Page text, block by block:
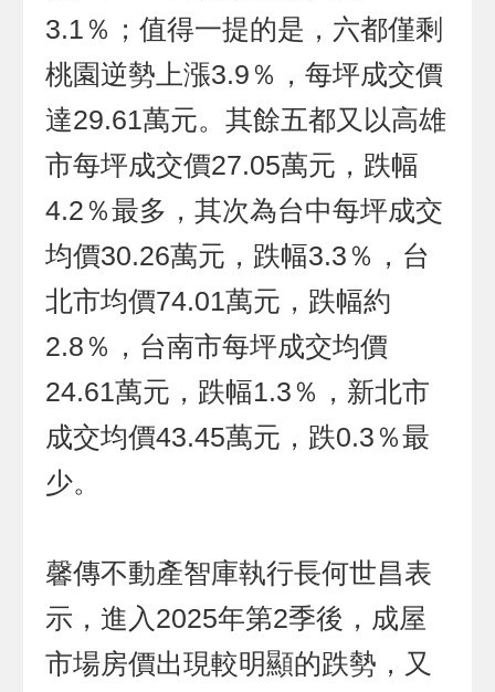
3.1％；值得一提的是，六都僅剩
桃園逆勢上漲3.9％，每坪成交價
達29.61萬元。其餘五都又以高雄
市每坪成交價27.05萬元，跌幅
4.2％最多，其次為台中每坪成交
均價30.26萬元，跌幅3.3％，台
北市均價74.01萬元，跌幅約
2.8％，台南市每坪成交均價
24.61萬元，跌幅1.3％，新北市
成交均價43.45萬元，跌0.3％最
少。
馨傳不動產智庫執行長何世昌表
示，進入2025年第2季後，成屋
市場房價出現較明顯的跌勢，又